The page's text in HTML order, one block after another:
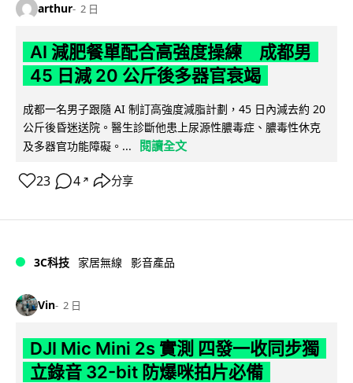
arthur 2 日
AI 減肥餐單配合高強度操練 成都男
45 日減 20 公斤後多器官衰竭
成都一名男子跟隨 AI 制訂高強度減脂計劃，45 日內減去約 20
公斤後昏迷送院。醫生診斷他患上尿源性膿毒症、膿毒性休克
及多器官功能障礙。...
閱讀全文
23 4 ↗ 分享
3C科技 家居無線 影音產品
Vin 2 日
DJI Mic Mini 2s 實測 四發一收同步獨
立錄音 32-bit 防爆咪拍片必備